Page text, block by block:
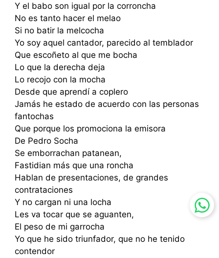
Y el babo son igual por la corroncha
No es tanto hacer el melao
Si no batir la melcocha
Yo soy aquel cantador, parecido al temblador
Que escoñeto al que me bocha
Lo que la derecha deja
Lo recojo con la mocha
Desde que aprendí a coplero
Jamás he estado de acuerdo con las personas
fantochas
Que porque los promociona la emisora
De Pedro Socha
Se emborrachan patanean,
Fastidian más que una roncha
Hablan de presentaciones, de grandes
contrataciones
Y no cargan ni una locha
Les va tocar que se aguanten,
El peso de mi garrocha
Yo que he sido triunfador, que no he tenido
contendor